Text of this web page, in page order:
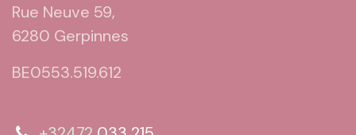
Rue Neuve 59,
6280 Gerpinnes
BE0553.519.612